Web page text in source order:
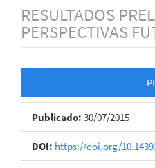
RESULTADOS
PERSPECTIVAS
lateral
de
artigos
Publicado: 30/07/2015
DOI: https://doi.org/